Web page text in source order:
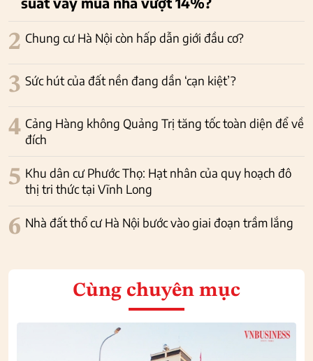
2 Chung cư Hà Nội còn hấp dẫn giới đầu cơ?
3 Sức hút của đất nền đang dần ‘cạn kiệt’?
4 Cảng Hàng không Quảng Trị tăng tốc toàn diện để về
đích
5 Khu dân cư Phước Thọ: Hạt nhân của quy hoạch đô
thị tri thức tại Vĩnh Long
6 Nhà đất thổ cư Hà Nội bước vào giai đoạn trầm lắng
Cùng chuyên mục